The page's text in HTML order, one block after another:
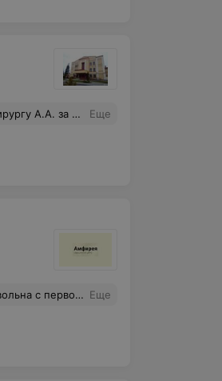
уверенность в жизни и улучшили ее качество! Всем здоровья и успехов в таком нужном и непростом труде! Еще
и вы красотка. Персонал 10 баллов. Еще